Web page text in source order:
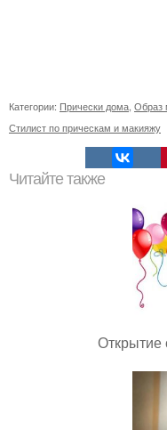
Категории: Прически дома Образ
Стилист по прическам и макияжу
Читайте также
Открытие